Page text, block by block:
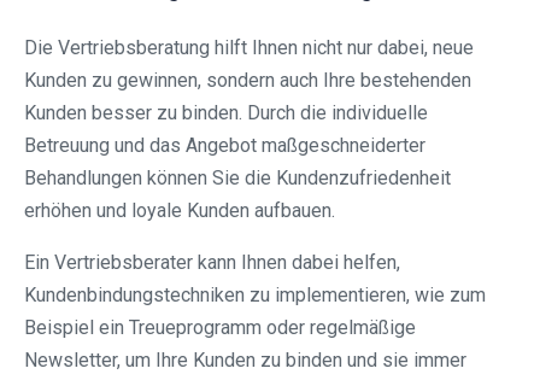
Die Vertriebsberatung hilft Ihnen nicht nur dabei, neue
Kunden zu gewinnen, sondern auch Ihre bestehenden
Kunden besser zu binden. Durch die individuelle
Betreuung und das Angebot maßgeschneiderter
Behandlungen können Sie die Kundenzufriedenheit
erhöhen und loyale Kunden aufbauen.
Ein Vertriebsberater kann Ihnen dabei helfen,
Kundenbindungstechniken zu implementieren, wie zum
Beispiel ein Treueprogramm oder regelmäßige
Newsletter, um Ihre Kunden zu binden und sie immer